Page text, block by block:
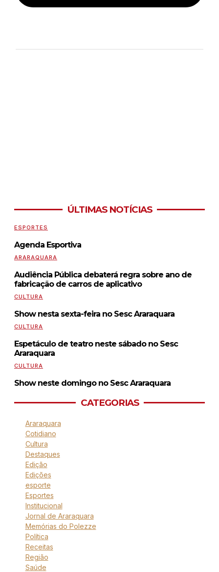
ÚLTIMAS NOTÍCIAS
ESPORTES
Agenda Esportiva
ARARAQUARA
Audiência Pública debaterá regra sobre ano de
fabricação de carros de aplicativo
CULTURA
Show nesta sexta-feira no Sesc Araraquara
CULTURA
Espetáculo de teatro neste sábado no Sesc
Araraquara
CULTURA
Show neste domingo no Sesc Araraquara
CATEGORIAS
Araraquara
Cotidiano
Cultura
Destaques
Edição
Edições
esporte
Esportes
Institucional
Jornal de Araraquara
Memórias do Polezze
Política
Receitas
Região
Saúde